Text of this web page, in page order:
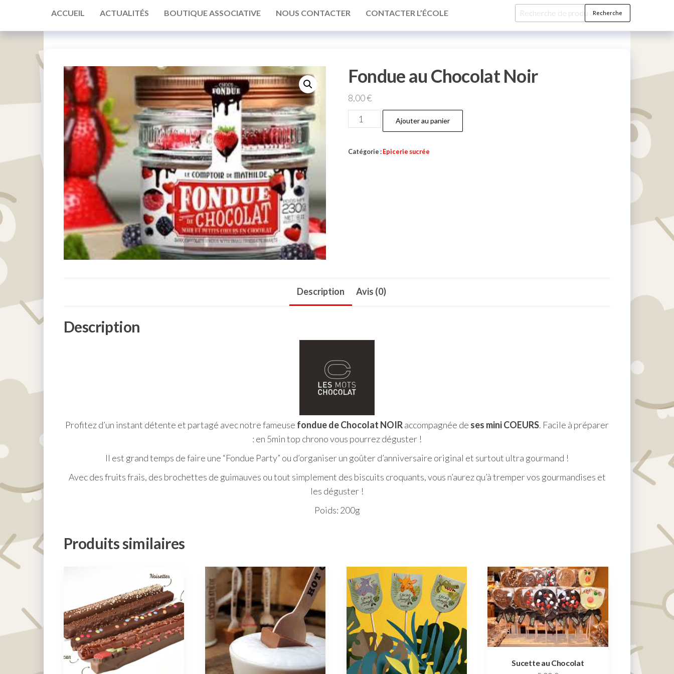
ACCUEIL ACTUALITÉS BOUTIQUE ASSOCIATIVE NOUS CONTACTER CONTACTER L’ÉCOLE
Recherche
pour :
Recherche
Fondue au Chocolat Noir
8,00€
quantité
de
Ajouter au panier
Catégorie : Epicerie sucrée
Description Avis (0)
Description
Profitez d’un instant détente et partagé avec notre fameuse fondue de Chocolat NOIRaccompagnée de ses mini COEURS. Facile à préparer
: en 5min top chrono vous pourrez déguster !
Il est grand temps de faire une “Fondue Party” ou d’organiser un goûter d’anniversaire original et surtout ultra gourmand !
Avec des fruits frais, des brochettes de guimauves ou tout simplement des biscuits croquants, vous n’aurez qu’à tremper vos gourmandises et
les déguster !
Poids: 200g
Produits similaires
Sucette au Chocolat